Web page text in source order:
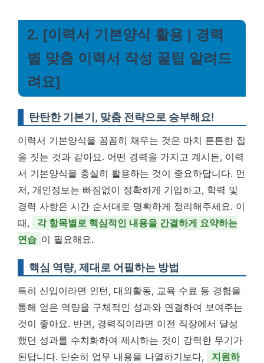
2. [이력서 기본양식 활용 | 경력
별 맞춤 이력서 작성 꿀팁 알려드
려요]
탄탄한 기본기, 맞춤 전략으로 승부해요!
이력서 기본양식을 꼼꼼히 채우는 것은 마치 튼튼한 집
을 짓는 것과 같아요. 어떤 경력을 가지고 계시든, 이력
서 기본양식을 충실히 활용하는 것이 중요하답니다. 먼
저, 개인정보는 빠짐없이 정확하게 기입하고, 학력 및
경력 사항은 시간 순서대로 명확하게 정리해주세요. 이
때,
각 항목별로 핵심적인 내용을 간결하게 요약하는
연습 이 필요해요.
핵심 역량, 제대로 어필하는 방법
특히 신입이라면 인턴, 대외활동, 교육 수료 등 경험을
통해 얻은 역량을 구체적인 성과와 연결하여 보여주는
것이 좋아요. 반면, 경력직이라면 이전 직장에서 달성
했던 성과를 수치화하여 제시하는 것이 강력한 무기가
된답니다. 단순히 업무 내용을 나열하기보다,
지원하